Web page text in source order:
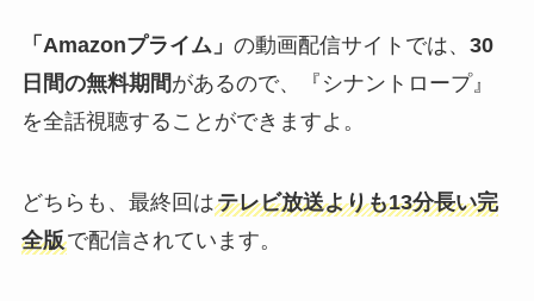
「Amazonプライム」 の動画配信サイトでは、 30
日間の無料期間があるので、『シナントロープ』
を全話視聴することができますよ。
どちらも、最終回はテレビ放送よりも13分長い完
全版で配信されています。